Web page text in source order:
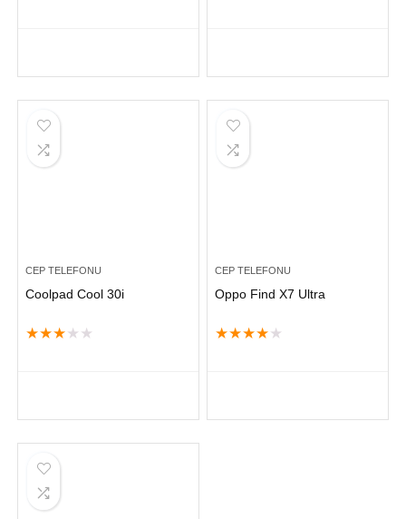
CEP TELEFONU
Coolpad Cool 30i
★★★ ★ ★
CEP TELEFONU
Oppo Find X7 Ultra
★★★★ ★